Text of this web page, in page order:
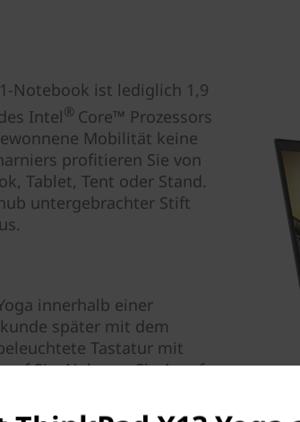
Notebook ist lediglich 1,9
Intel® Core™ Prozessors
Mobilität keine
profitieren Sie von
Tablet, Tent oder Stand.
untergebrachter Stift
innerhalb einer
später mit dem
Tastatur mit
Sie: Nehmen Sie Anrufe